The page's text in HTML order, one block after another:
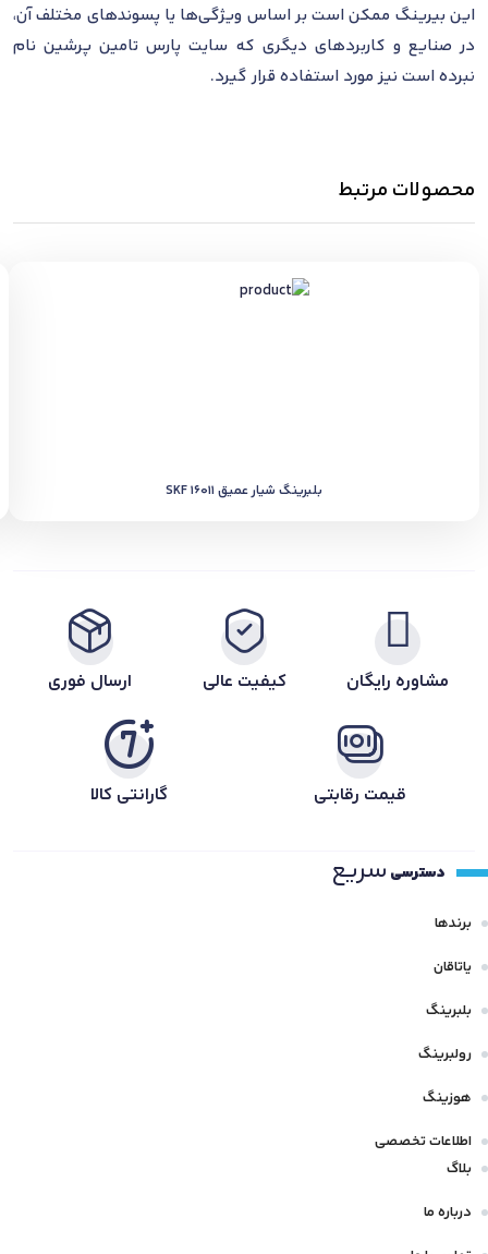
این بیرینگ ممکن است بر اساس ویژگی‌ها یا پسوندهای مختلف آن،
در صنایع و کاربردهای دیگری که سایت پارس تامین پرشین نام
نبرده است نیز مورد استفاده قرار گیرد.
محصولات مرتبط
بلبرینگ شیار عمیق SKF 16011
مشاوره رایگان کیفیت عالی ارسال فوری
قیمت رقابتی گارانتی کالا
دسترسی سریع
برندها
یاتاقان
بلبرینگ
رولبرینگ
هوزینگ
اطلاعات تخصصی
بلاگ
درباره ما